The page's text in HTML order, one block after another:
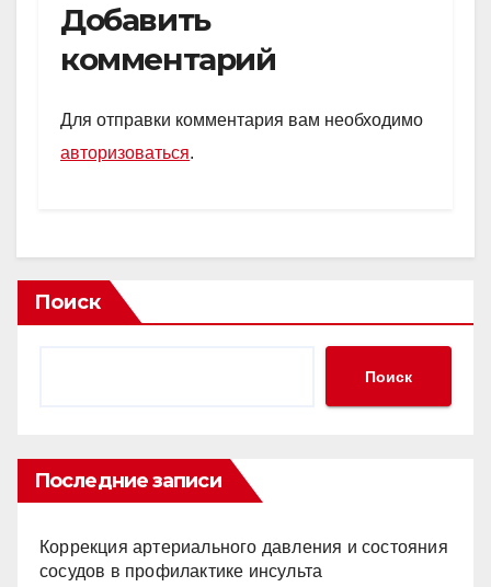
Добавить
комментарий
Для отправки комментария вам необходимо
авторизоваться.
Поиск
Поиск
Последние записи
Коррекция артериального давления и состояния
сосудов в профилактике инсульта